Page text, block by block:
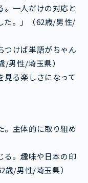
。一人だけの対応と
た。」（62歳/男性/
つけば単語がちゃん
/男性/埼玉県）
見る楽しさになって
。主体的に取り組め
る。趣味や日本の印
歳/男性/埼玉県）